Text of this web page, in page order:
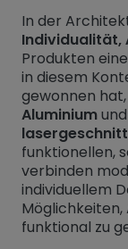
Über uns
Blog
In der
Individualität,
Produkten
in diesem
gewonnen hat,
Aluminiumund
funktionellen,
verbinden
individuellem
funktional zu